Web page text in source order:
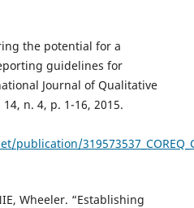
the potential for a
guidelines for
Journal of Qualitative
n. 4, p. 1-16, 2015.
publication/
Wheeler. “Establishing